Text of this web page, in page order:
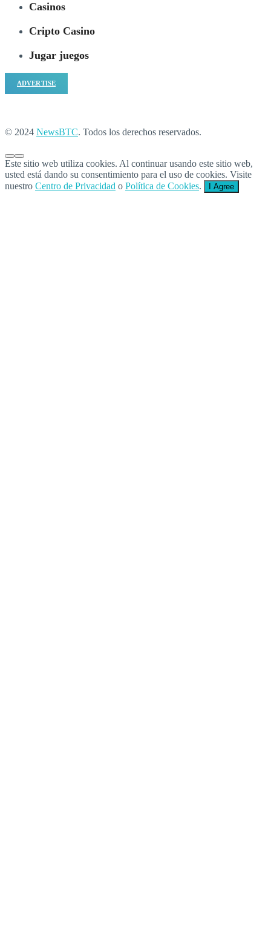
Casinos
Cripto Casino
Jugar juegos
ADVERTISE
© 2024 NewsBTC. Todos los derechos reservados.
Este sitio web utiliza cookies. Al continuar usando este sitio web,
usted está dando su consentimiento para el uso de cookies. Visite
nuestro Centro de Privacidad o Política de Cookies. I Agree